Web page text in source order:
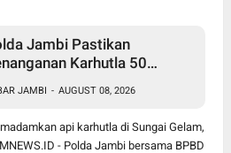
Jambi Pastikan
Karhutla 50
Maksimal
JAMBI - AUGUST 08, 2026
api karhutla di Sungai Gelam,
- Polda Jambi bersama BPBD